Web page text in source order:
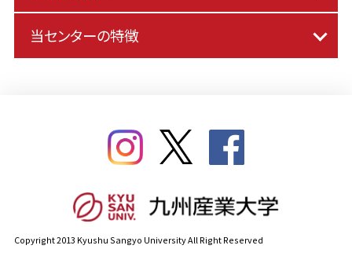
当センターの特徴
Copyright 2013 Kyushu Sangyo University All Right Reserved